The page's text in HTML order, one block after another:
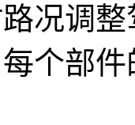
况调
个部